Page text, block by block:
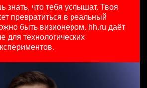
департамент
B2B (сегмент SMB)
продажи
Data Science
знать, что тебя услышат. Твоя
превратиться в реальный
быть визионером. hh.ru даёт
для технологических